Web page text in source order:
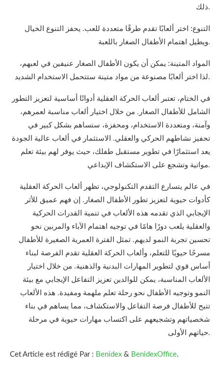
ذلك.
التنوع: اختر ألعابًا تقدم طرقًا متعددة للعب. يحفز التنوع الخيال
ويطيل اهتمام الأطفال الصغار باللعبة.
المواد المتينة: يمكن أن يكون الأطفال الصغار عنيفين في لعبهم،
لذا اختر ألعابًا مصنوعة من مواد متينة ستتحمل الاستخدام الشديد.
في الختام، تعتبر ألعاب الحركة العقلية أدواتًا أساسية لتعزيز التطور
الشامل للأطفال الصغار. من خلال اختيار ألعاب مناسبة لعمرهم،
وآمنة، ومتعددة الاستخدام، ومحفزة، ستساهم بشكل كبير في
تحفيز نشاطهم الحركي والعقلي. الاستثمار في ألعاب عالية الجودة
يعد استثمارًا في تطوير مستقبل طفلك، حيث يوفر لهم بيئة تعلم
مواتية وتشجع على الاستكشاف الإبداعي.
في عالم يتسارع التقدم التكنولوجي، تظهر ألعاب الحركة العقلية
كأدوات حيوية لتعزيز تطور الأطفال الصغار. إن فهم عميق للأثر
الإيجابي الذي تقدمه هذه الألعاب في تنمية القدرات الحركية
والعقلية يلعب دورًا هامًا في توجيه اهتمام الآباء والمربين نحو
تحسين تجربة النمو لديهم. تمثل الفترة العمرية الصغيرة للأطفال
مسرحًا حيويًا للتعلم، وألعاب الحركة العقلية تقدم الفرصة لبناء
أساس قوي لتطوير المهارات البدنية والذهنية. من خلال اختيار
الألعاب المناسبة، يمكن للوالدين تعزيز التفاعل الإيجابي مع بيئة
النمو وتوجيه الأطفال نحو رحلة تعلم ملهمة ومفيدة. هذه الألعاب
تتيح للأطفال فرصة التفاعل والاستكشاف، مما يساهم في بناء
شخصياتهم وتشجيعهم على اكتساب مهارات حيوية في مرحلة
حياتهم الأولى.
Cet Article est rédigé Par : Benidex & BenidexOffice.